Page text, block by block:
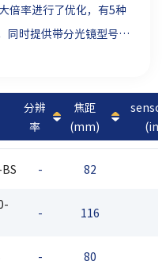
倍率进行了优化，有5种
同时提供带分光镜型号。
分辨
率
焦距
(mm)
- 82
- 116
- 80